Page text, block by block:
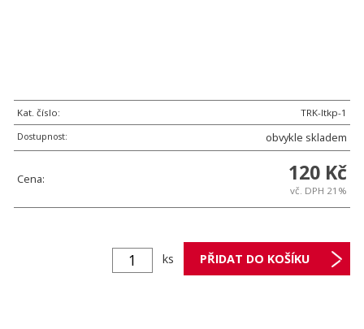
Kat. číslo:
TRK-Itkp-1
Dostupnost:
obvykle skladem
Cena: 120 Kč
vč. DPH 21%
ks